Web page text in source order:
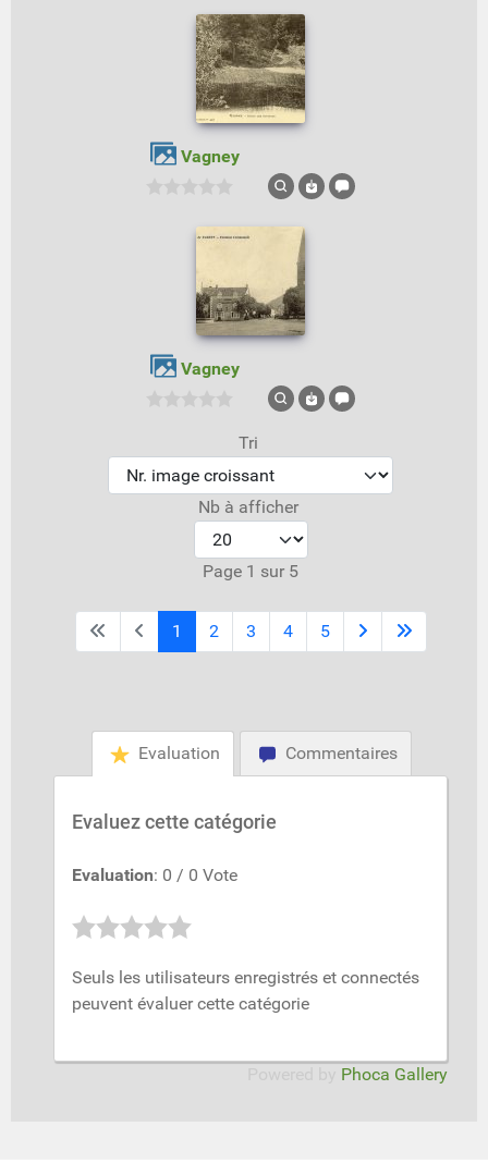
Vagney
Vagney
Tri
Nb à afficher
Page 1 sur 5
1 2 3 4 5
Evaluation Commentaires
Evaluez cette catégorie
Evaluation: 0 / 0 Vote
Seuls les utilisateurs enregistrés et connectés
peuvent évaluer cette catégorie
Phoca Gallery